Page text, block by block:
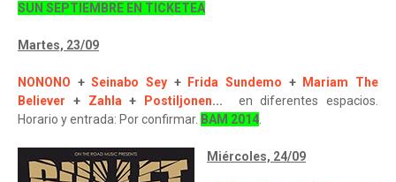
SUN SEPTIEMBRE EN TICKETEA
Martes, 23/09
NONONO +Seinabo Sey + Frida Sundemo +
Mariam The
Believer + Zahla+ Postiljonen...
en diferentes espacios.
Horario y entrada: Por confirmar. BAM 2014.
Miércoles, 24/09